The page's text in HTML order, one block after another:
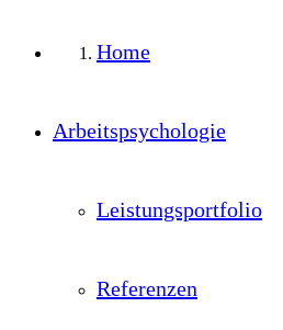
Home
Arbeitspsychologie
Leistungsportfolio
Referenzen